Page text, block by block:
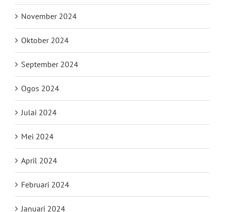
November 2024
Oktober 2024
September 2024
Ogos 2024
Julai 2024
Mei 2024
April 2024
Februari 2024
Januari 2024